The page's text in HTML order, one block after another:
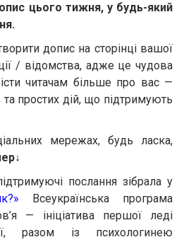
цього тижня, у будь-який
допис на сторінці вашої
/ відомства, адже це чудова
читачам більше про вас —
та простих дій, що підтримують
мережах, будь ласка,
послання зібрала у
Всеукраїнська програма
— ініціатива першої леді
разом із психологинею